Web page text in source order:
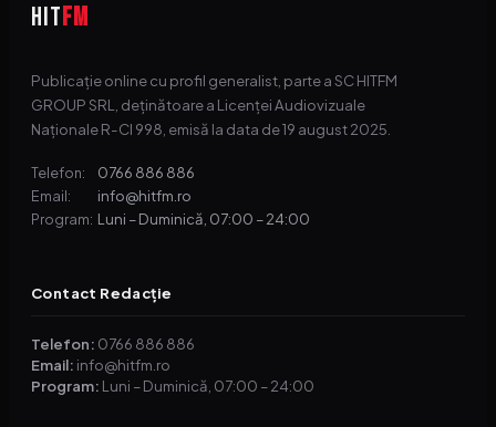
HITFM
Publicație online cu profil generalist, parte a SC HITFM
GROUP SRL, deținătoare a Licenței Audiovizuale
Naționale R-CI 998, emisă la data de 19 august 2025.
Telefon: 0766 886 886
Email: info@hitfm.ro
Program: Luni – Duminică, 07:00 – 24:00
Contact Redacție
Telefon: 0766 886 886
Email: info@hitfm.ro
Program: Luni – Duminică, 07:00 – 24:00